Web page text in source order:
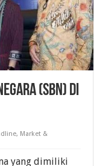
(SBN) Di
, Market &
yang dimiliki